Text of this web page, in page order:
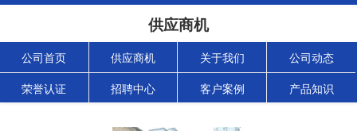
供应商机
公司首页 供应商机 关于我们 公司动态
荣誉认证 招聘中心 客户案例 产品知识